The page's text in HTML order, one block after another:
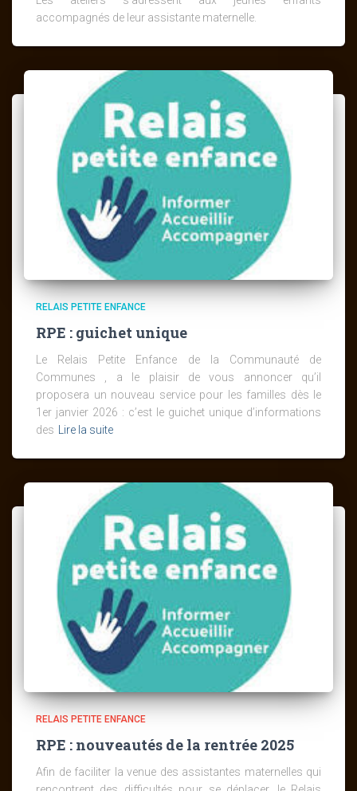
accompagnés de leur assistante maternelle.
RELAIS PETITE ENFANCE
RPE : guichet unique
Le Relais Petite Enfance de la Communauté de
Communes , a le plaisir de vous annoncer qu’il
proposera un nouveau service pour les familles dès le
1er janvier 2026 : c’est le guichet unique d’informations
des
Lire la suite
RELAIS PETITE ENFANCE
RPE : nouveautés de la rentrée 2025
Afin de faciliter la venue des assistantes maternelles qui